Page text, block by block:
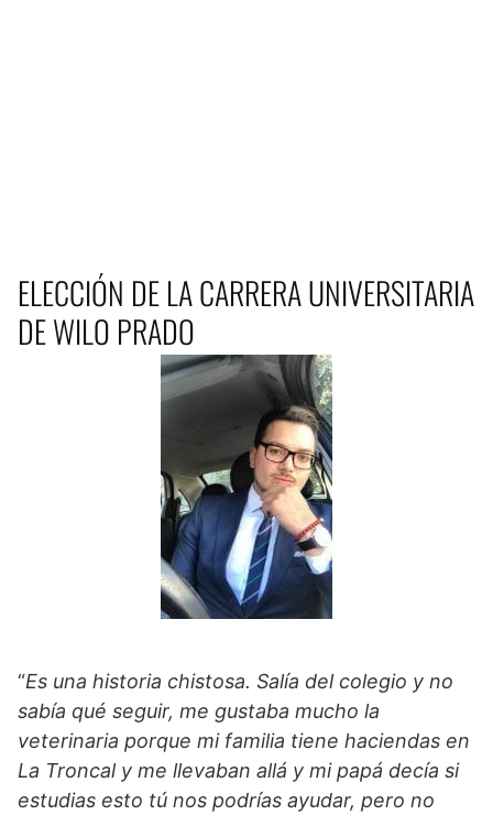
ELECCIÓN DE LA CARRERA UNIVERSITARIA
DE WILO PRADO
“Es una historia chistosa. Salía del colegio y no
sabía qué seguir, me gustaba mucho la
veterinaria porque mi familia tiene haciendas en
La Troncal y me llevaban allá y mi papá decía si
estudias esto tú nos podrías ayudar, pero no